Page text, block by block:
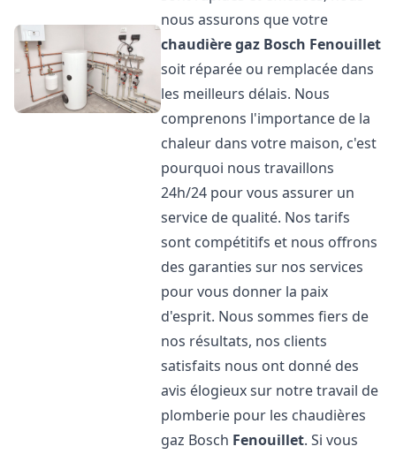
nous assurons que votre
chaudière gaz Bosch Fenouillet
soit réparée ou remplacée dans
les meilleurs délais. Nous
comprenons l'importance de la
chaleur dans votre maison, c'est
pourquoi nous travaillons
24h/24 pour vous assurer un
service de qualité. Nos tarifs
sont compétitifs et nous offrons
des garanties sur nos services
pour vous donner la paix
d'esprit. Nous sommes fiers de
nos résultats, nos clients
satisfaits nous ont donné des
avis élogieux sur notre travail de
plomberie pour les chaudières
gaz Bosch Fenouillet. Si vous